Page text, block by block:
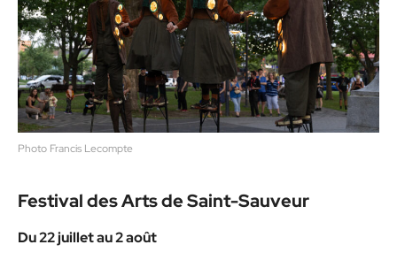
Photo Francis Lecompte
Festival des Arts de Saint-Sauveur
Du 22 juillet au 2 août